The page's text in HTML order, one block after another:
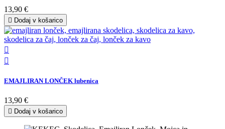
13,90 €
 Dodaj v košarico


EMAJLIRAN LONČEK lubenica
13,90 €
 Dodaj v košarico